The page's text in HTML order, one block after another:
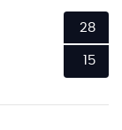
28
15